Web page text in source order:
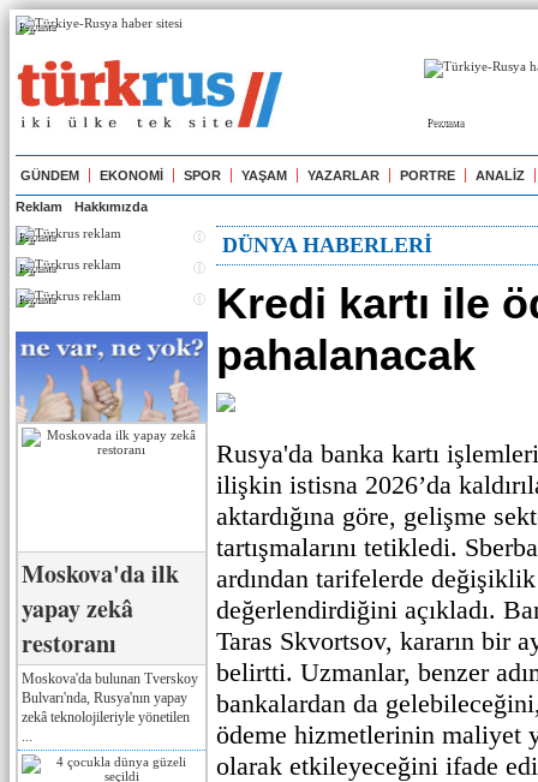
Реклама
Реклама
GÜNDEM EKONOMİ SPOR YAŞAM YAZARLAR PORTRE ANALİZ
Reklam Hakkımızda
Реклама
Реклама
Реклама
Moskova'da ilk
yapay zekâ
restoranı
Moskova'da bulunan Tverskoy
Bulvarı'nda, Rusya'nın yapay
zekâ teknolojileriyle yönetilen
DÜNYA HABERLERİ
Kredi kartı ile
pahalanacak
Rusya'da banka kartı
ilişkin istisna 2026’da
aktardığına göre, gelişme
tartışmalarını tetikledi.
ardından tarifelerde
değerlendirdiğini açıkladı.
Taras Skvortsov, kararın bir
belirtti. Uzmanlar, benzer
bankalardan da
ödeme hizmetlerinin maliyet
olarak etkileyeceğini ifade